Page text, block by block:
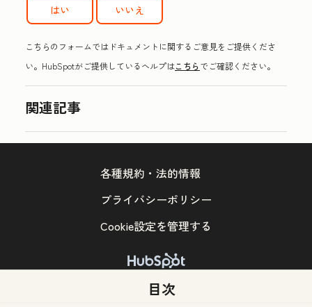
はい いいえ
こちらのフォームではドキュメントに関するご意見をご提供くださ
い。HubSpotがご提供しているヘルプはこちらでご確認ください。
関連記事
目次
Copyright © 2026 HubSpot, Inc.
各種規約・法的情報
プライバシーポリシー
Cookie設定を管理する